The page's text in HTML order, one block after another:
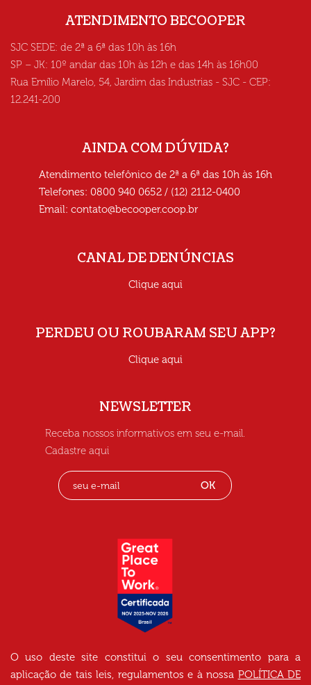
ATENDIMENTO BECOOPER
SJC SEDE: de 2ª a 6ª das 10h às 16h
SP – JK: 10º andar das 10h às 12h e das 14h às 16h00
Rua Emílio Marelo, 54, Jardim das Industrias - SJC - CEP:
12.241-200
AINDA COM DÚVIDA?
Atendimento telefônico de 2ª a 6ª das 10h às 16h
Telefones: 0800 940 0652 / (12) 2112-0400
Email: contato@becooper.coop.br
CANAL DE DENÚNCIAS
Clique aqui
PERDEU OU ROUBARAM SEU APP?
Clique aqui
NEWSLETTER
Receba nossos informativos em seu e-mail.
Cadastre aqui
OK
O uso deste site constitui o seu consentimento para a
aplicação de tais leis, regulamentos e à nossa POLÍTICA DE